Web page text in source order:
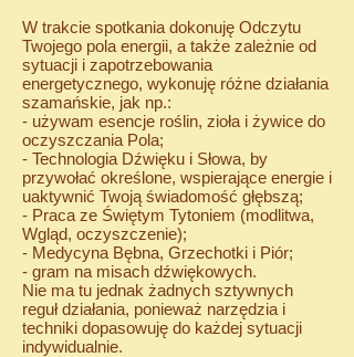
W trakcie spotkania dokonuję Odczytu
Twojego pola energii, a także zależnie od
sytuacji i zapotrzebowania
energetycznego, wykonuję różne działania
szamańskie, jak np.:
- używam esencje roślin, zioła i żywice do
oczyszczania Pola;
- Technologia Dźwięku i Słowa, by
przywołać określone, wspierające energie i
uaktywnić Twoją świadomość głębszą;
- Praca ze Świętym Tytoniem (modlitwa,
Wgląd, oczyszczenie);
- Medycyna Bębna, Grzechotki i Piór;
- gram na misach dźwiękowych.
Nie ma tu jednak żadnych sztywnych
reguł działania, ponieważ narzędzia i
techniki dopasowuję do każdej sytuacji
indywidualnie.